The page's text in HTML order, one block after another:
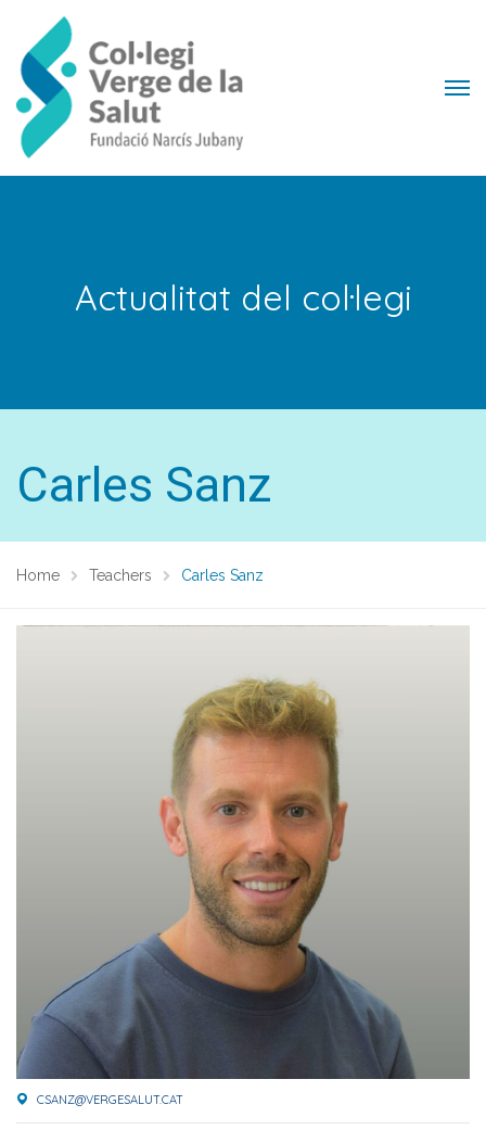
Actualitat del col·legi
Carles Sanz
Home Teachers Carles Sanz
CSANZ@VERGESALUT.CAT